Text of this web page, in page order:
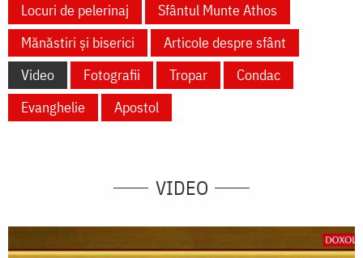
Locuri de pelerinaj
Sfântul Munte Athos
Mănăstiri și biserici
Articole despre sfânt
Video
Fotografii Tropar
Condac
Evanghelie
Apostol
VIDEO